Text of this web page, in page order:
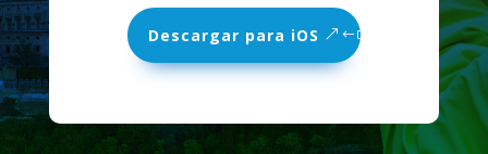
Descargar para iOS